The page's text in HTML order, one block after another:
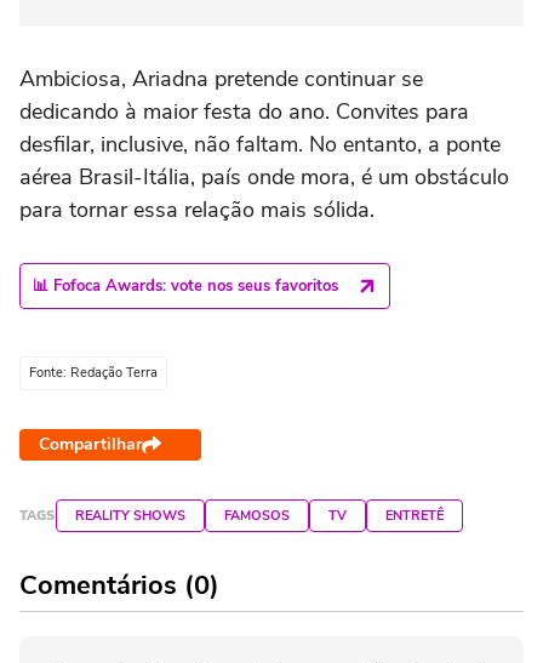
Ambiciosa, Ariadna pretende continuar se
dedicando à maior festa do ano. Convites para
desfilar, inclusive, não faltam. No entanto, a ponte
aérea Brasil-Itália, país onde mora, é um obstáculo
para tornar essa relação mais sólida.
📊 Fofoca Awards: vote nos seus favoritos
Fonte: Redação Terra
Compartilhar
TAGS REALITY SHOWS FAMOSOS TV ENTRETÊ
Comentários (0)